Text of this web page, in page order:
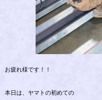
お疲れ様です！！
本日は、ヤマトの初めての